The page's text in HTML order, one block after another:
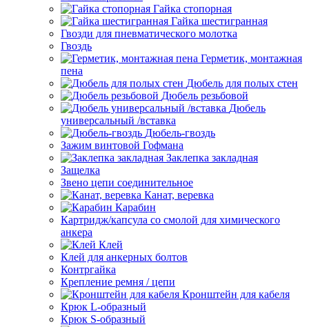
Гайка стопорная
Гайка шестигранная
Гвозди для пневматического молотка
Гвоздь
Герметик, монтажная
пена
Дюбель для полых стен
Дюбель резьбовой
Дюбель
универсальный /вставка
Дюбель-гвоздь
Зажим винтовой Гофмана
Заклепка закладная
Защелка
Звено цепи соединительное
Канат, веревка
Карабин
Картридж/капсула со смолой для химического
анкера
Клей
Клей для анкерных болтов
Контргайка
Крепление ремня / цепи
Кронштейн для кабеля
Крюк L-образный
Крюк S-образный